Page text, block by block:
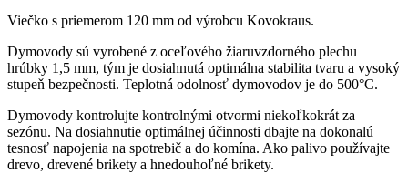
Viečko s priemerom 120 mm od výrobcu Kovokraus.
Dymovody sú vyrobené z oceľového žiaruvzdorného plechu
hrúbky 1,5 mm, tým je dosiahnutá optimálna stabilita tvaru a vysoký
stupeň bezpečnosti. Teplotná odolnosť dymovodov je do 500°C.
Dymovody kontrolujte kontrolnými otvormi niekoľkokrát za
sezónu. Na dosiahnutie optimálnej účinnosti dbajte na dokonalú
tesnosť napojenia na spotrebič a do komína. Ako palivo používajte
drevo, drevené brikety a hnedouhoľné brikety.